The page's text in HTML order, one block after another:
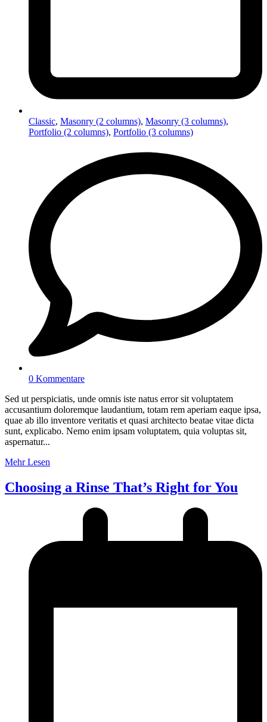
Classic, Masonry (2 columns), Masonry (3 columns),
Portfolio (2 columns), Portfolio (3 columns)
0 Kommentare
Sed ut perspiciatis, unde omnis iste natus error sit voluptatem
accusantium doloremque laudantium, totam rem aperiam eaque ipsa,
quae ab illo inventore veritatis et quasi architecto beatae vitae dicta
sunt, explicabo. Nemo enim ipsam voluptatem, quia voluptas sit,
aspernatur...
Mehr Lesen
Choosing a Rinse That’s Right for You